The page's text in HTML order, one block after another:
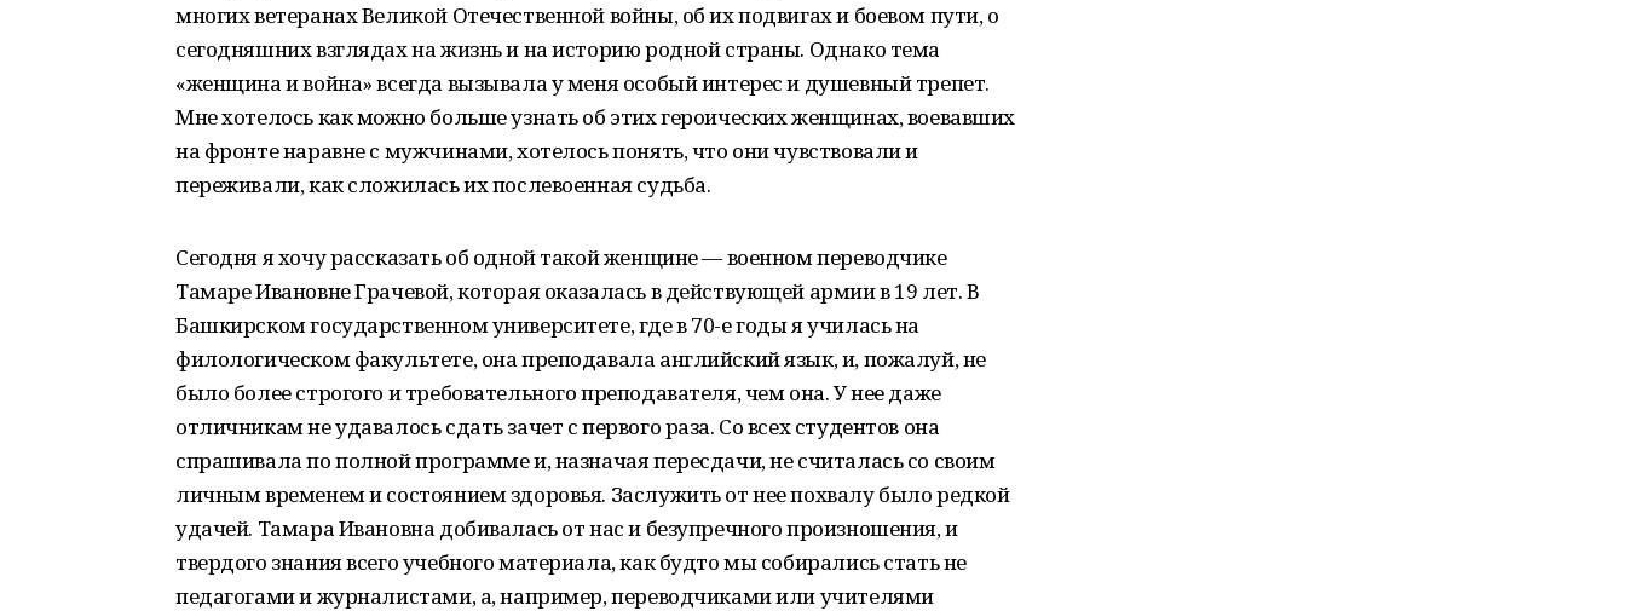
многих ветеранах Великой Отечественной войны, об их подвигах и боевом пути, о
сегодняшних взглядах на жизнь и на историю родной страны. Однако тема
«женщина и война» всегда вызывала у меня особый интерес и душевный трепет.
Мне хотелось как можно больше узнать об этих героических женщинах, воевавших
на фронте наравне с мужчинами, хотелось понять, что они чувствовали и
переживали, как сложилась их послевоенная судьба.
Сегодня я хочу рассказать об одной такой женщине — военном переводчике
Тамаре Ивановне Грачевой, которая оказалась в действующей армии в 19 лет. В
Башкирском государственном университете, где в 70-е годы я училась на
филологическом факультете, она преподавала английский язык, и, пожалуй, не
было более строгого и требовательного преподавателя, чем она. У нее даже
отличникам не удавалось сдать зачет с первого раза. Со всех студентов она
спрашивала по полной программе и, назначая пересдачи, не считалась со своим
личным временем и состоянием здоровья. Заслужить от нее похвалу было редкой
удачей. Тамара Ивановна добивалась от нас и безупречного произношения, и
твердого знания всего учебного материала, как будто мы собирались стать не
педагогами и журналистами, а, например, переводчиками или учителями